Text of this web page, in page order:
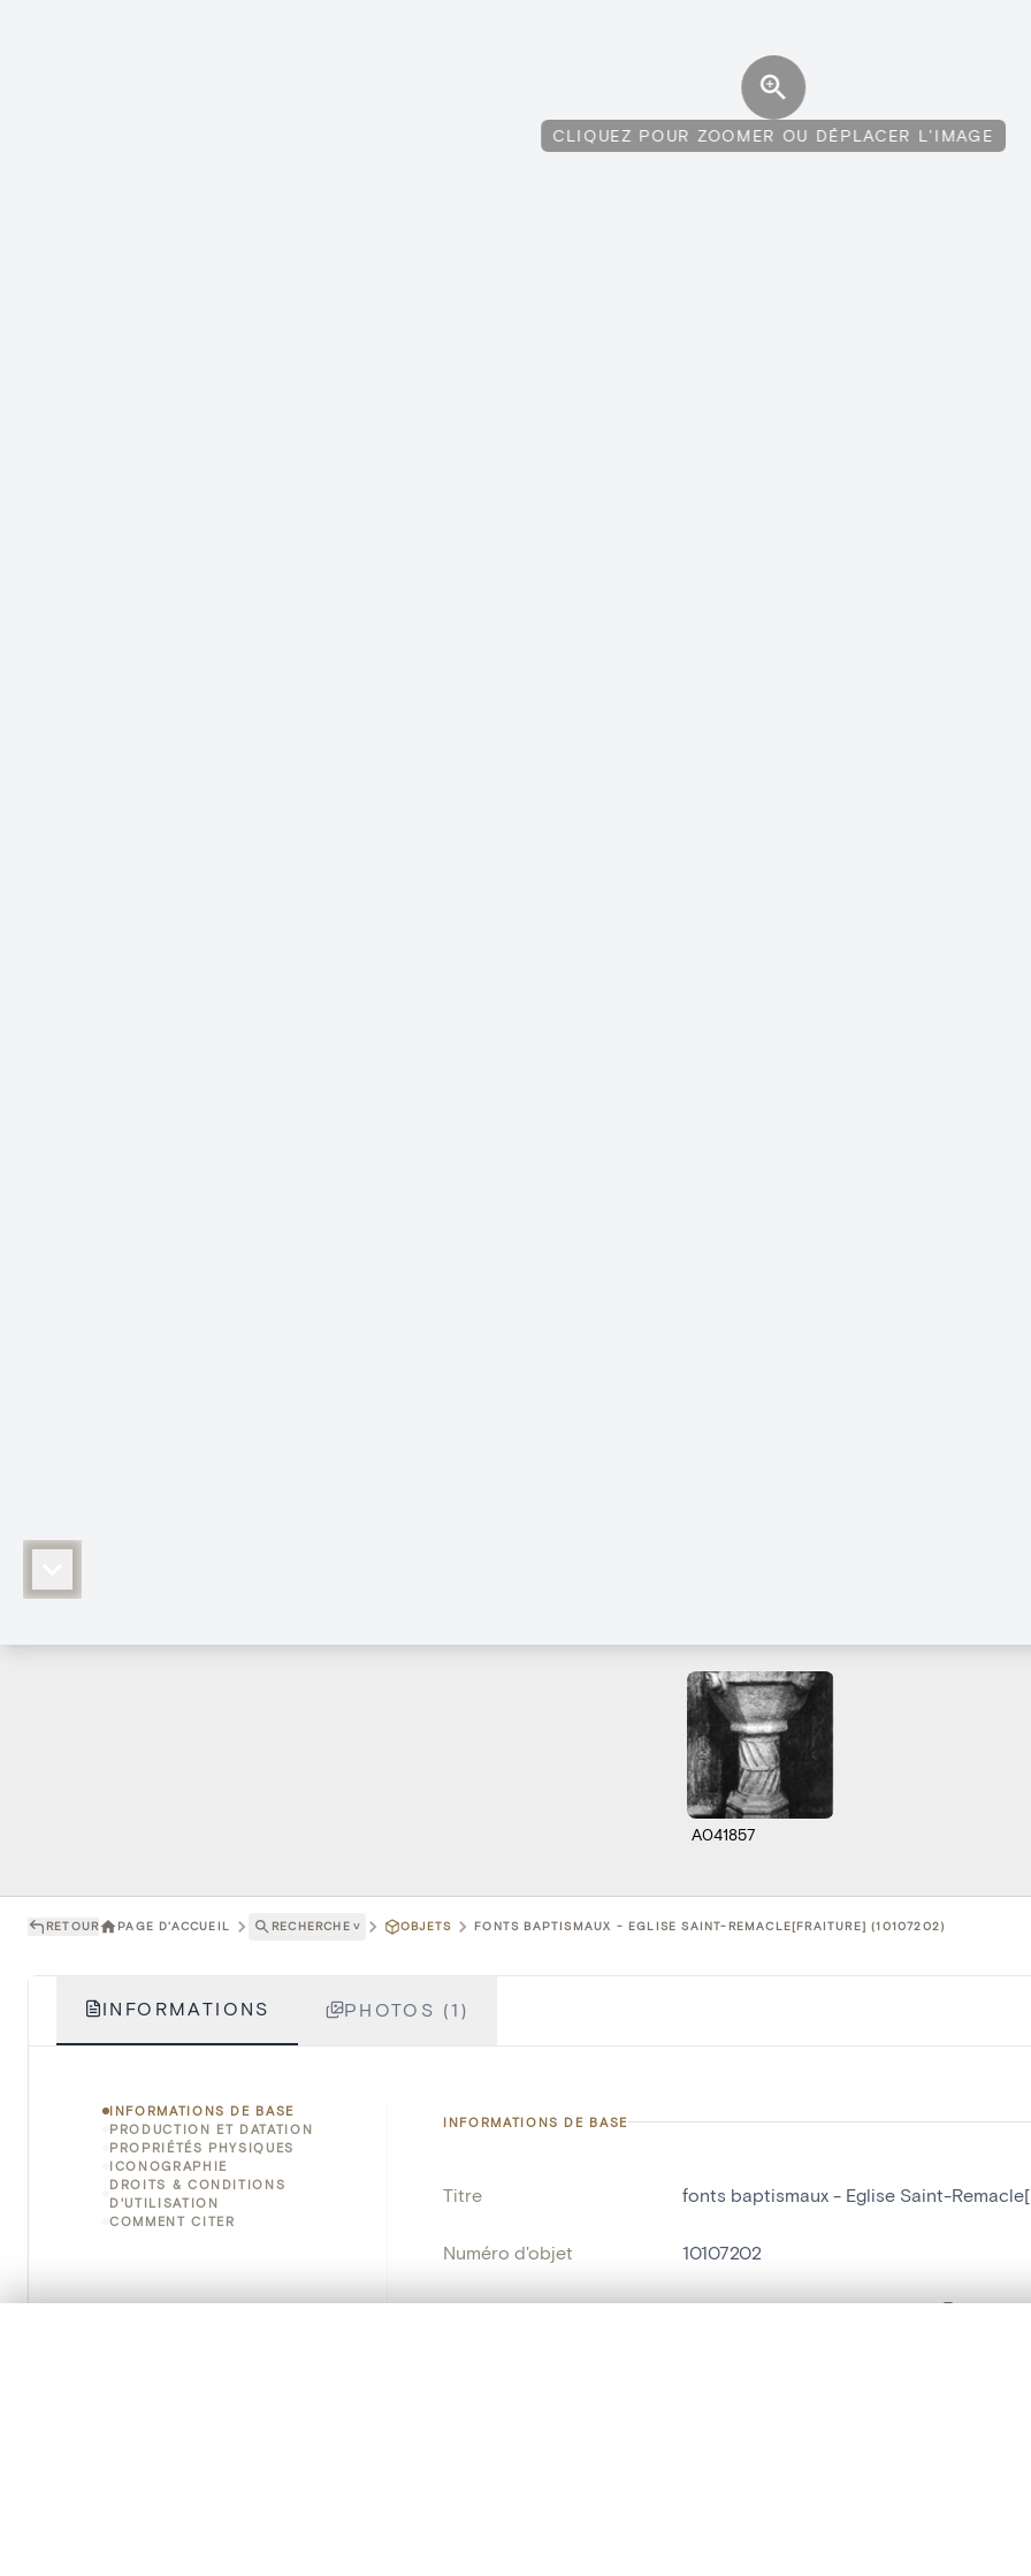
CLIQUEZ POUR ZOOMER OU DÉPLACER L'IMAGE
A041857
RETOUR PAGE D'ACCUEIL RECHERCHE ˅ OBJETS FONTS BAPTISMAUX - EGLISE SAINT-REMACLE[FRAITURE] (10107202)
INFORMATIONS PHOTOS (1)
INFORMATIONS DE BASE
PRODUCTION ET DATATION
PROPRIÉTÉS PHYSIQUES
ICONOGRAPHIE
DROITS & CONDITIONS
D'UTILISATION
COMMENT CITER
INFORMATIONS DE BASE
Titre fonts baptismaux - Eglise Saint-
Numéro d'objet 10107202
Institution Eglise Saint-Remacle[Fraiture]